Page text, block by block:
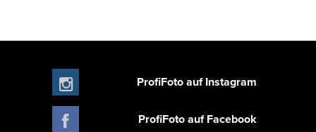
ProfiFoto auf Instagram
ProfiFoto auf Facebook